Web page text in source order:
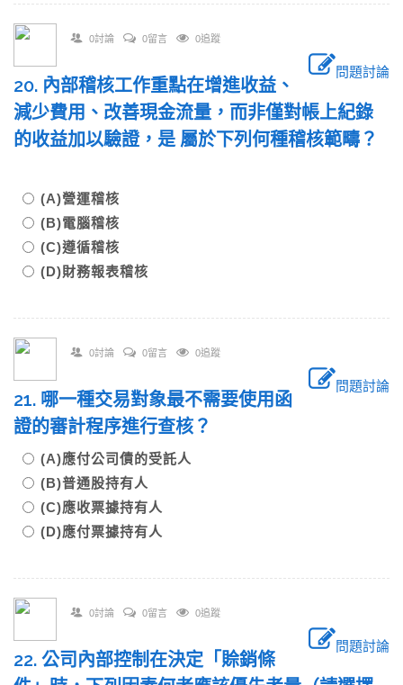
0討論 0留言 0追蹤
問題討論
20. 內部稽核工作重點在增進收益、
減少費用、改善現金流量，而非僅對帳上紀錄
的收益加以驗證，是 屬於下列何種稽核範疇？
(A)營運稽核
(B)電腦稽核
(C)遵循稽核
(D)財務報表稽核
0討論 0留言 0追蹤
問題討論
21. 哪一種交易對象最不需要使用函
證的審計程序進行查核？
(A)應付公司債的受託人
(B)普通股持有人
(C)應收票據持有人
(D)應付票據持有人
0討論 0留言 0追蹤
問題討論
22. 公司內部控制在決定「賒銷條